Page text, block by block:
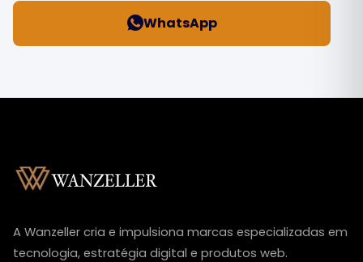
WhatsApp
A Wanzeller cria e impulsiona marcas especializadas em
tecnologia, estratégia digital e produtos web.